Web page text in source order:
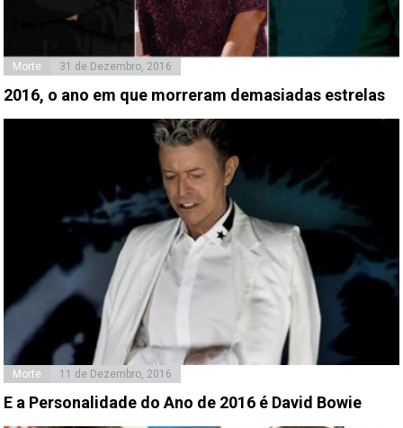
Morte 31 de Dezembro, 2016
2016, o ano em que morreram demasiadas estrelas
Morte 11 de Dezembro, 2016
E a Personalidade do Ano de 2016 é David Bowie